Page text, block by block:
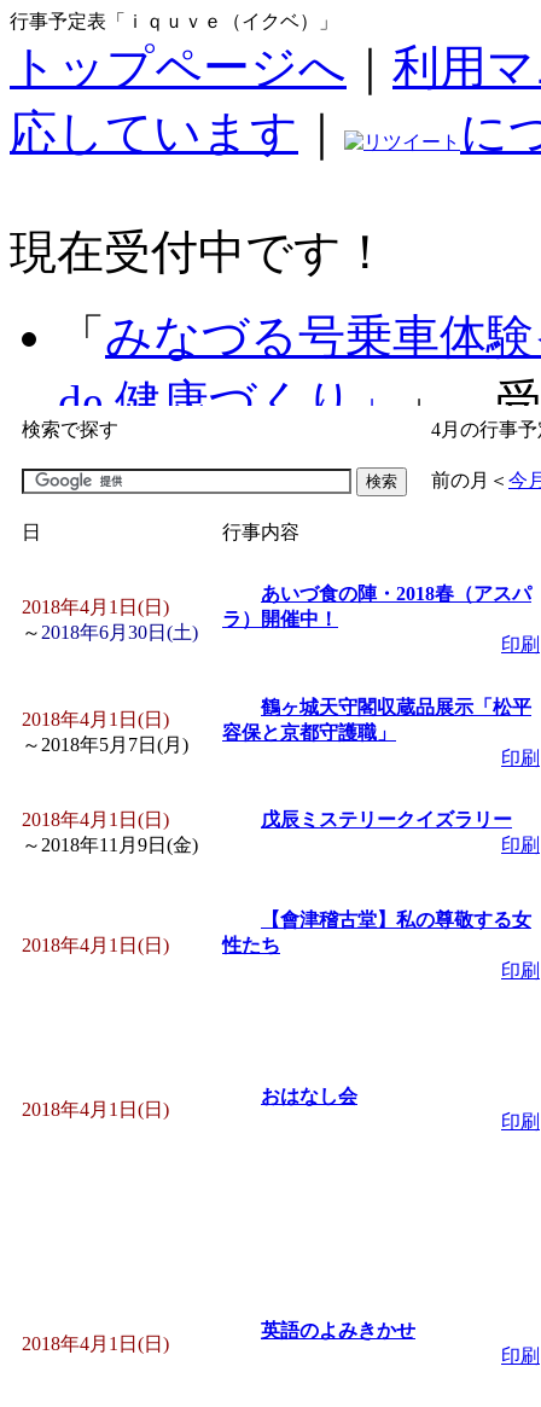
行事予定表「ｉｑｕｖｅ（イクベ）」
トップページへ
利用
応しています
に
現在受付中です！
「 みなづる号乗車体
de 健康づくり」
」 受
「子育て交流広場「
間：2026/07/09～
「皆鶴姫のこびる塾
」 受付期間：～
「子育て講座「ばん
「子育て交流広場「
間：2026/07/13～2026/
子育て交流広場「
「赤ちゃん子育て講
付期間：2026/08/10～
まだまだ暑い！コ
検索で探す 4月の行事予
前の月 ＜ 今
日 行事内容
2018年4月1日(日)
～ 2018年6月30日(土)
あいづ食の陣・2018春（アスパ
ラ）開催中！
印刷
2018年4月1日(日)
～ 2018年5月7日(月)
鶴ヶ城天守閣収蔵品展示「松平
容保と京都守護職」
印刷
2018年4月1日(日)
～ 2018年11月9日(金)
戊辰ミステリークイズラリー
印刷
2018年4月1日(日)
【會津稽古堂】私の尊敬する女
性たち
印刷
2018年4月1日(日)
おはなし会
印刷
2018年4月1日(日)
英語のよみきかせ
印刷